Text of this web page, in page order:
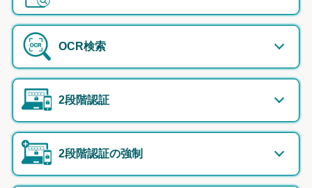
OCR検索
2段階認証
2段階認証の強制